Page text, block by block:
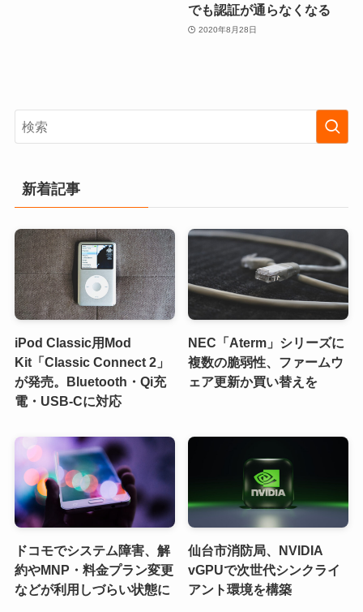
でも認証が通らなくなる
2020年8月28日
新着記事
iPod Classic用Mod
Kit「Classic Connect 2」
が発売。Bluetooth・Qi充
電・USB-Cに対応
NEC「Aterm」シリーズに
複数の脆弱性、ファームウ
ェア更新か買い替えを
ドコモでシステム障害、解
約やMNP・料金プラン変更
などが利用しづらい状態に
仙台市消防局、NVIDIA
vGPUで次世代シンクライ
アント環境を構築